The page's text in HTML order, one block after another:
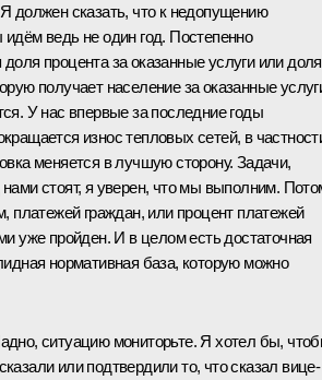
Я должен сказать, что к недопущению
ведь не один год. Постепенно
доля процента за оказанные услуги или доля
получает население за оказанные
У нас впервые за последние годы
износ тепловых сетей, в
меняется в лучшую сторону. Задачи,
стоят, я уверен, что мы выполним.
платежей граждан, или процент платежей
уже пройден. И в целом есть достаточная
нормативная база, которую можно
ситуацию мониторьте. Я хотел бы,
или подтвердили то, что сказал вице-